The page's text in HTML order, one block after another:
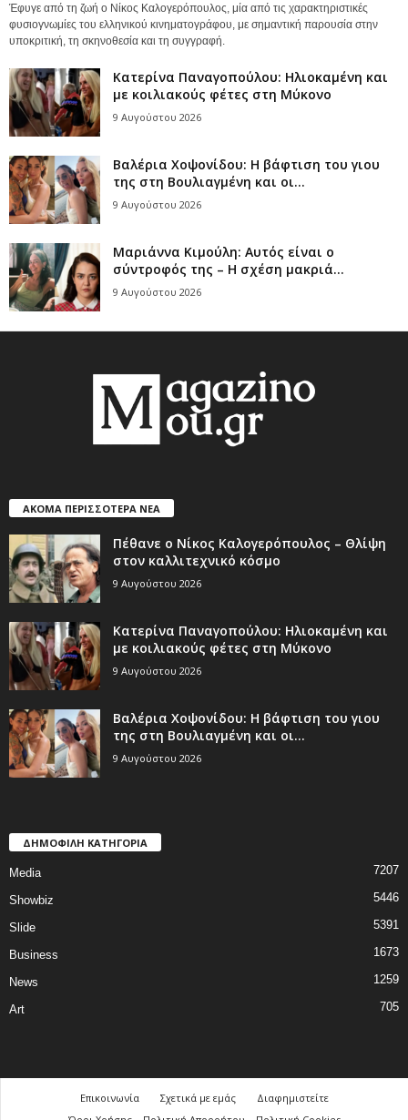
Έφυγε από τη ζωή ο Νίκος Καλογερόπουλος, μία από τις χαρακτηριστικές
φυσιογνωμίες του ελληνικού κινηματογράφου, με σημαντική παρουσία στην
υποκριτική, τη σκηνοθεσία και τη συγγραφή.
Κατερίνα Παναγοπούλου: Ηλιοκαμένη και
με κοιλιακούς φέτες στη Μύκονο
9 Αυγούστου 2026
Βαλέρια Χοψονίδου: Η βάφτιση του γιου
της στη Βουλιαγμένη και οι...
9 Αυγούστου 2026
Μαριάννα Κιμούλη: Αυτός είναι ο
σύντροφός της – Η σχέση μακριά...
9 Αυγούστου 2026
ΑΚΟΜΑ ΠΕΡΙΣΣΟΤΕΡΑ ΝΕΑ
Πέθανε ο Νίκος Καλογερόπουλος – Θλίψη
στον καλλιτεχνικό κόσμο
9 Αυγούστου 2026
Κατερίνα Παναγοπούλου: Ηλιοκαμένη και
με κοιλιακούς φέτες στη Μύκονο
9 Αυγούστου 2026
Βαλέρια Χοψονίδου: Η βάφτιση του γιου
της στη Βουλιαγμένη και οι...
9 Αυγούστου 2026
ΔΗΜΟΦΙΛΗ ΚΑΤΗΓΟΡΙΑ
Media 7207
Showbiz 5446
Slide 5391
Business 1673
News 1259
Art 705
Επικοινωνία Σχετικά με εμάς
Διαφημιστείτε